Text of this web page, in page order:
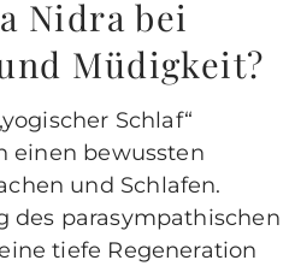
Nidra bei
Müdigkeit?
Schlaf“
einen bewussten
und Schlafen.
des parasympathischen
tiefe Regeneration